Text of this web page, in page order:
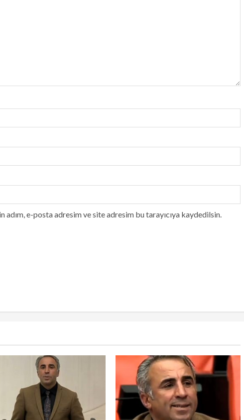
adım, e-posta adresim ve site adresim bu tarayıcıya kaydedilsin.